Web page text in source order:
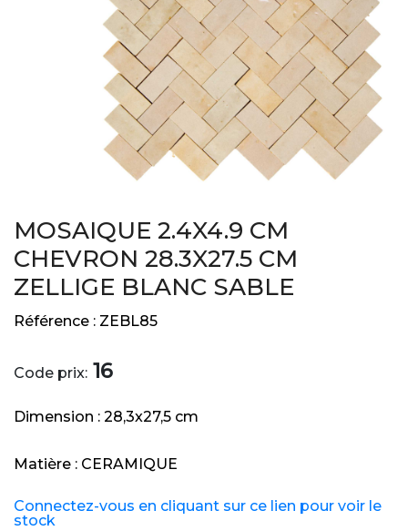
MOSAIQUE 2.4X4.9 CM
CHEVRON 28.3X27.5 CM
ZELLIGE BLANC SABLE
Référence : ZEBL85
Code prix: 16
Dimension : 28,3x27,5 cm
Matière : CERAMIQUE
Connectez-vous en cliquant sur ce lien pour voir le
stock